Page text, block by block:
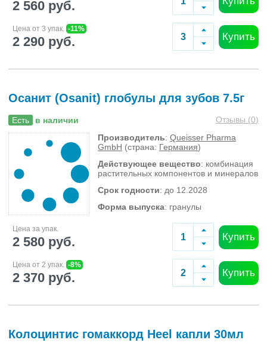
2 560 руб.
Цена от 3 упак. -11%
2 290 руб. Купить
Осанит (Osanit) глобулы для зубов 7.5г
Есть в наличии Отзывы (0)
Производитель: Queisser Pharma
GmbH (страна: Германия)
Действующее вещество: комбинация
растительных компонентов и минералов
Срок годности: до 12.2028
Форма выпуска: гранулы
Цена за упак.
2 580 руб. Купить
Цена от 2 упак. -8%
2 370 руб. Купить
Колоцинтис гомаккорд Heel капли 30мл